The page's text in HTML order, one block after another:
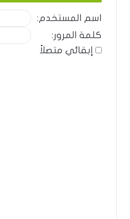
اسم المستخدم:
كلمة المرور:
إبقائي متصلاً